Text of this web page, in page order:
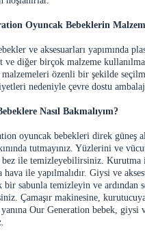
Oyuncak Bebeklerin
ve aksesuarları yapımında
ve diğer birçok malzeme
malzemeleri özenli bir şekilde
nedeniyle çevre dostu
Nasıl Bakmalıyım?
oyuncak bebekleri direk güneş
tutmayınız. Yüzlerini ve
bez ile temizleyebilirsiniz. Kurutma
hava ile yapılmalıdır. Giysi ve
bir sabunla temizleyin ve ardından
Çamaşır makinesine,
yanına Our Generation bebek, giysi